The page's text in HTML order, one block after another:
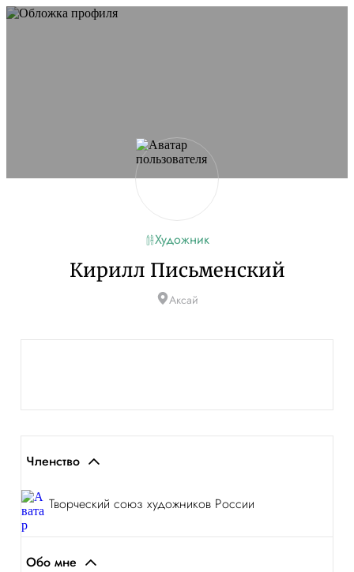
Artists.ru.
Художник
Кирилл Письменский
Аксай
Членство
Творческий союз художников России
Обо мне